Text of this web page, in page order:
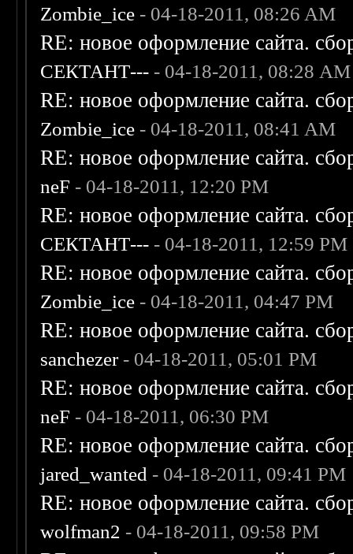
Zombie_ice - 04-18-2011, 08:26 AM
RE: новое оформление сайта.
СЕКТАНТ--- - 04-18-2011, 08:28 AM
RE: новое оформление сайта.
Zombie_ice - 04-18-2011, 08:41 AM
RE: новое оформление сайта.
neF - 04-18-2011, 12:20 PM
RE: новое оформление сайта.
СЕКТАНТ--- - 04-18-2011, 12:59 PM
RE: новое оформление сайта.
Zombie_ice - 04-18-2011, 04:47 PM
RE: новое оформление сайта.
sanchezer- 04-18-2011, 05:01 PM
RE: новое оформление сайта.
neF - 04-18-2011, 06:30 PM
RE: новое оформление сайта.
jared_wanted - 04-18-2011, 09:41 PM
RE: новое оформление сайта.
wolfman2 - 04-18-2011, 09:58 PM